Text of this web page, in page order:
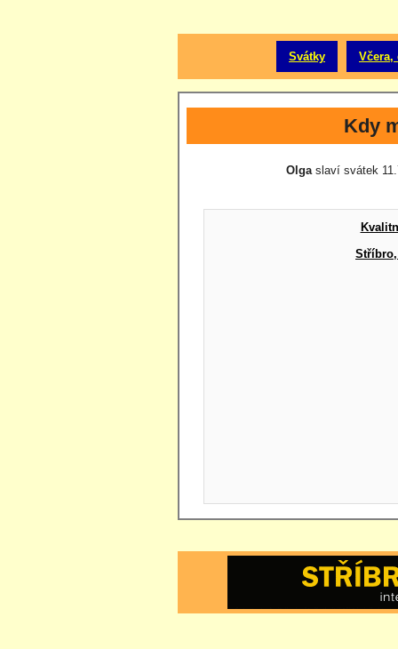
Svátky Včera,
Kdy
Olgaslaví svátek